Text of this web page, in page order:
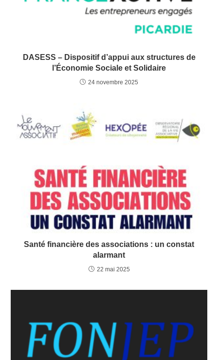
DASESS – Dispositif d’appui aux structures de
l’Économie Sociale et Solidaire
24 novembre 2025
Santé financière des associations : un constat
alarmant
22 mai 2025